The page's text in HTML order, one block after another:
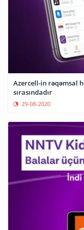
Azercell-in rəqəmsal
sırasındadır
29-08-2020